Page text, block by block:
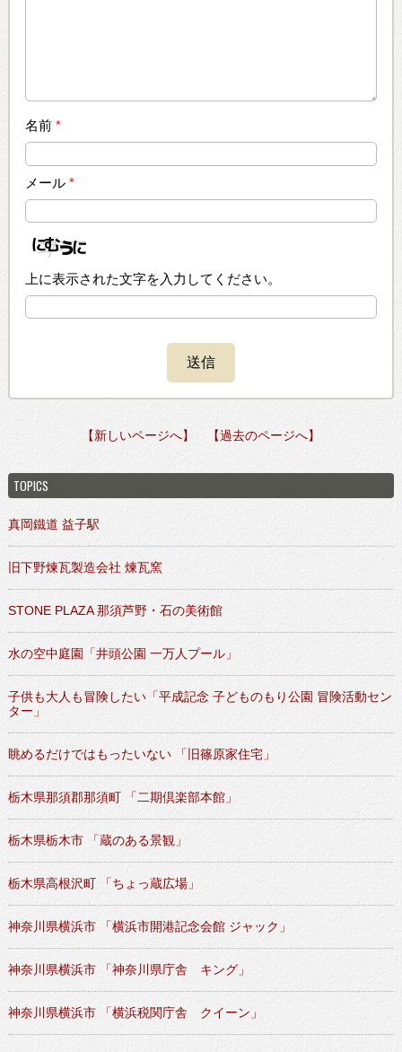
名前*
メール*
上に表示された文字を入力してください。
【新しいページへ】 【過去のページへ】
TOPICS
真岡鐵道 益子駅
旧下野煉瓦製造会社 煉瓦窯
STONE PLAZA 那須芦野・石の美術館
水の空中庭園「井頭公園 一万人プール」
子供も大人も冒険したい「平成記念 子どものもり公園 冒険活動セン
ター」
眺めるだけではもったいない 「旧篠原家住宅」
栃木県那須郡那須町 「二期倶楽部本館」
栃木県栃木市 「蔵のある景観」
栃木県高根沢町 「ちょっ蔵広場」
神奈川県横浜市 「横浜市開港記念会館 ジャック」
神奈川県横浜市 「神奈川県庁舎 キング」
神奈川県横浜市 「横浜税関庁舎 クイーン」